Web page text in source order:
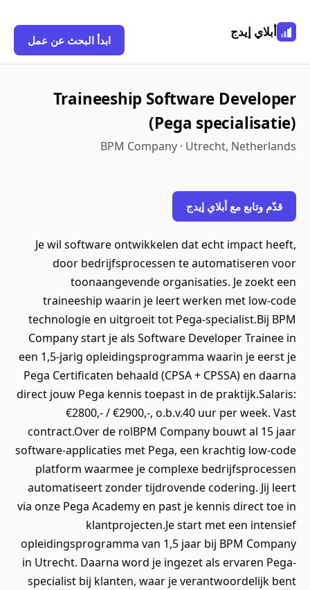
أبلاي إيدج
ابدأ البحث عن عمل
Traineeship Software Developer
(Pega specialisatie)
BPM Company · Utrecht, Netherlands
قدّم وتابع مع أبلاي إيدج
Je wil software ontwikkelen dat echt impact heeft,
door bedrijfsprocessen te automatiseren voor
toonaangevende organisaties. Je zoekt een
traineeship waarin je leert werken met low-code
technologie en uitgroeit tot Pega-specialist.Bij BPM
Company start je als Software Developer Trainee in
een 1,5-jarig opleidingsprogramma waarin je eerst je
Pega Certificaten behaald (CPSA + CPSSA) en daarna
direct jouw Pega kennis toepast in de praktijk.Salaris:
€2800,- / €2900,-, o.b.v.40 uur per week. Vast
contract.Over de rolBPM Company bouwt al 15 jaar
software-applicaties met Pega, een krachtig low-code
platform waarmee je complexe bedrijfsprocessen
automatiseert zonder tijdrovende codering. Jij leert
via onze Pega Academy en past je kennis direct toe in
klantprojecten.Je start met een intensief
opleidingsprogramma van 1,5 jaar bij BPM Company
in Utrecht. Daarna word je ingezet als ervaren Pega-
specialist bij klanten, waar je verantwoordelijk bent